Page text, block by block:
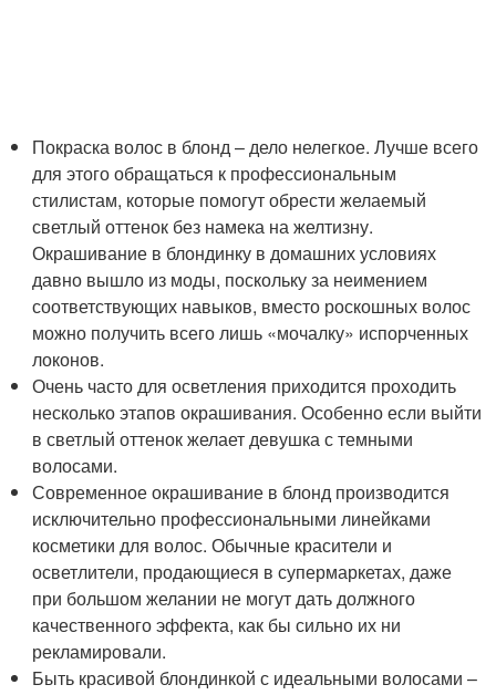
Покраска волос в блонд – дело нелегкое. Лучше всего
для этого обращаться к профессиональным
стилистам, которые помогут обрести желаемый
светлый оттенок без намека на желтизну.
Окрашивание в блондинку в домашних условиях
давно вышло из моды, поскольку за неимением
соответствующих навыков, вместо роскошных волос
можно получить всего лишь «мочалку» испорченных
локонов.
Очень часто для осветления приходится проходить
несколько этапов окрашивания. Особенно если выйти
в светлый оттенок желает девушка с темными
волосами.
Современное окрашивание в блонд производится
исключительно профессиональными линейками
косметики для волос. Обычные красители и
осветлители, продающиеся в супермаркетах, даже
при большом желании не могут дать должного
качественного эффекта, как бы сильно их ни
рекламировали.
Быть красивой блондинкой с идеальными волосами –